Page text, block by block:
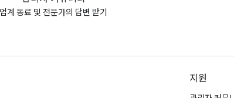
업계 동료 및 전문가의 답변 받기
지원